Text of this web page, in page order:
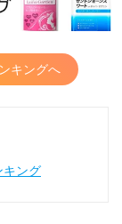
キングへ
キング